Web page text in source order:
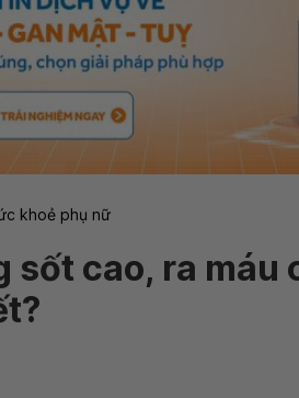
khoẻ phụ nữ
sốt cao, ra máu